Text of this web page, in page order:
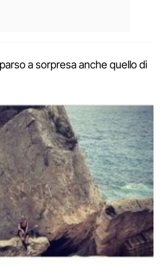
a sorpresa anche quello di